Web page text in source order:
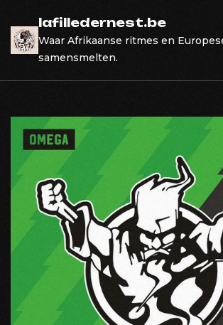
content
lafilledernest.be
Waar Afrikaanse ritmes en
samensmelten.